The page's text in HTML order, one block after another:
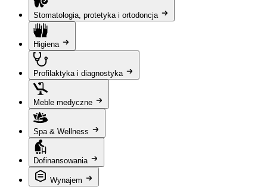
Stomatologia, protetyka i ortodoncja
Higiena
Profilaktyka i diagnostyka
Meble medyczne
Spa & Wellness
Dofinansowania
Wynajem